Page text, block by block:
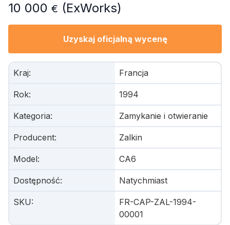
10 000 € (ExWorks)
Uzyskaj oficjalną wycenę
Kraj: Francja
Rok: 1994
Kategoria: Zamykanie i otwieranie
Producent: Zalkin
Model: CA6
Dostępność: Natychmiast
SKU:
FR-CAP-ZAL-1994-
00001